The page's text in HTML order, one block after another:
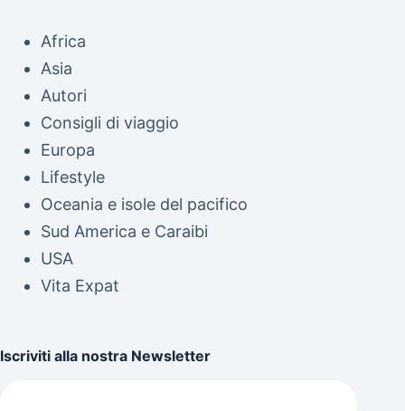
Africa
Asia
Autori
Consigli di viaggio
Europa
Lifestyle
Oceania e isole del pacifico
Sud America e Caraibi
USA
Vita Expat
Iscriviti alla nostra Newsletter